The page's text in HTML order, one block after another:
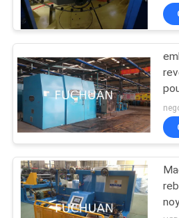
PROPOS
DE
NOUS
VISITE
DE
L'USINE
CONTRÔLE
machine
double